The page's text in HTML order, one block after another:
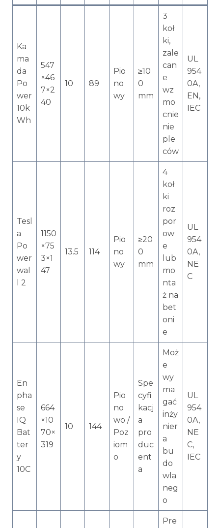
Ka
ma
da
Po
wer
10k
Wh
547
×46
7×2
40
10 89
Pio
no
wy
≥10
0
mm
3
koł
ki,
zale
can
e
wz
mo
cnie
nie
ple
ców
UL
954
0A,
EN,
IEC
Tesl
a
Po
wer
wal
l 2
1150
×75
3×1
47
13.5 114
Pio
no
wy
≥20
0
mm
4
koł
ki
roz
por
ow
e
lub
mo
nta
ż na
bet
oni
e
UL
954
0A,
NE
C
En
pha
se
IQ
Bat
ter
y
10C
664
×10
70×
319
10 144
Pio
no
wo /
Poz
iom
o
Spe
cyfi
kacj
a
pro
duc
ent
a
Moż
e
wy
ma
gać
inży
nier
a
bu
do
wla
neg
o
UL
954
0A,
NE
C,
IEC
Pre